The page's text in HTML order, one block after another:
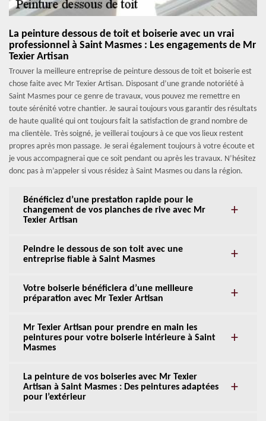
La peinture dessous de toit et boiserie avec un vrai
professionnel à Saint Masmes : Les engagements de Mr
Texier Artisan
Trouver la meilleure entreprise de peinture dessous de toit et boiserie est
chose faite avec Mr Texier Artisan. Disposant d’une grande notoriété à
Saint Masmes pour ce genre de travaux, vous pouvez me remettre en
toute sérénité votre chantier. Je saurai toujours vous garantir des résultats
de haute qualité qui ont toujours fait la satisfaction de grand nombre de
ma clientèle. Très soigné, je veillerai toujours à ce que vos lieux restent
propres après mon passage. Je serai également toujours à votre écoute et
je vous accompagnerai que ce soit pendant ou après les travaux. N’hésitez
donc pas à m’appeler si vous résidez à Saint Masmes ou dans la région.
Bénéficiez d’une prestation rapide pour le
changement de vos planches de rive avec Mr
Texier Artisan
Peindre le dessous de son toit avec une
entreprise fiable à Saint Masmes
Votre boiserie bénéficiera d’une meilleure
préparation avec Mr Texier Artisan
Mr Texier Artisan pour prendre en main les
peintures pour votre boiserie intérieure à Saint
Masmes
La peinture de vos boiseries avec Mr Texier
Artisan à Saint Masmes : Des peintures adaptées
pour l’extérieur